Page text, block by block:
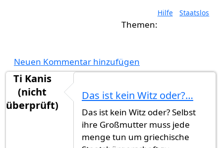
Hilfe Staatslos
Neuen Kommentar hinzufügen
Ti Kanis
(nicht
überprüft)
Das ist kein Witz oder?…
Das ist kein Witz oder? Selbst
ihre Großmutter muss jede
menge tun um griechische